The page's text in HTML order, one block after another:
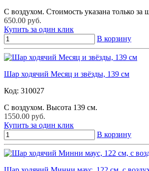
С воздухом. Стоимость указана только за
650.00 руб.
Купить за один клик
В корзину
Шар ходячий Месяц и звёзды, 139 см
Код: 310027
С воздухом. Высота 139 см.
1550.00 руб.
Купить за один клик
В корзину